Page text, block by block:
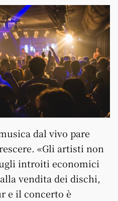
dal vivo pare
«Gli artisti non
introiti economici
vendita dei dischi,
e il concerto è